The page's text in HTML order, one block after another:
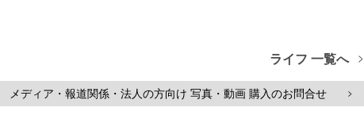
ライフ 一覧へ >
メディア・報道関係・法人の方向け 写真・動画 購入のお問合せ >